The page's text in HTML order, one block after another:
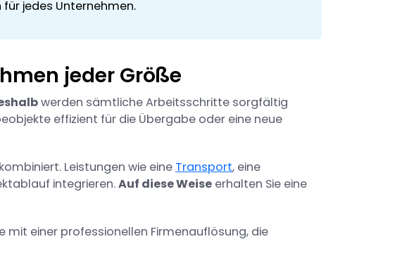
für jedes Unternehmen.
jeder Größe
werden sämtliche Arbeitsschritte sorgfältig
effizient für die Übergabe oder eine neue
Leistungen wie eine Transport, eine
integrieren.Auf diese Weise erhalten Sie eine
mit einer professionellen Firmenauflösung, die